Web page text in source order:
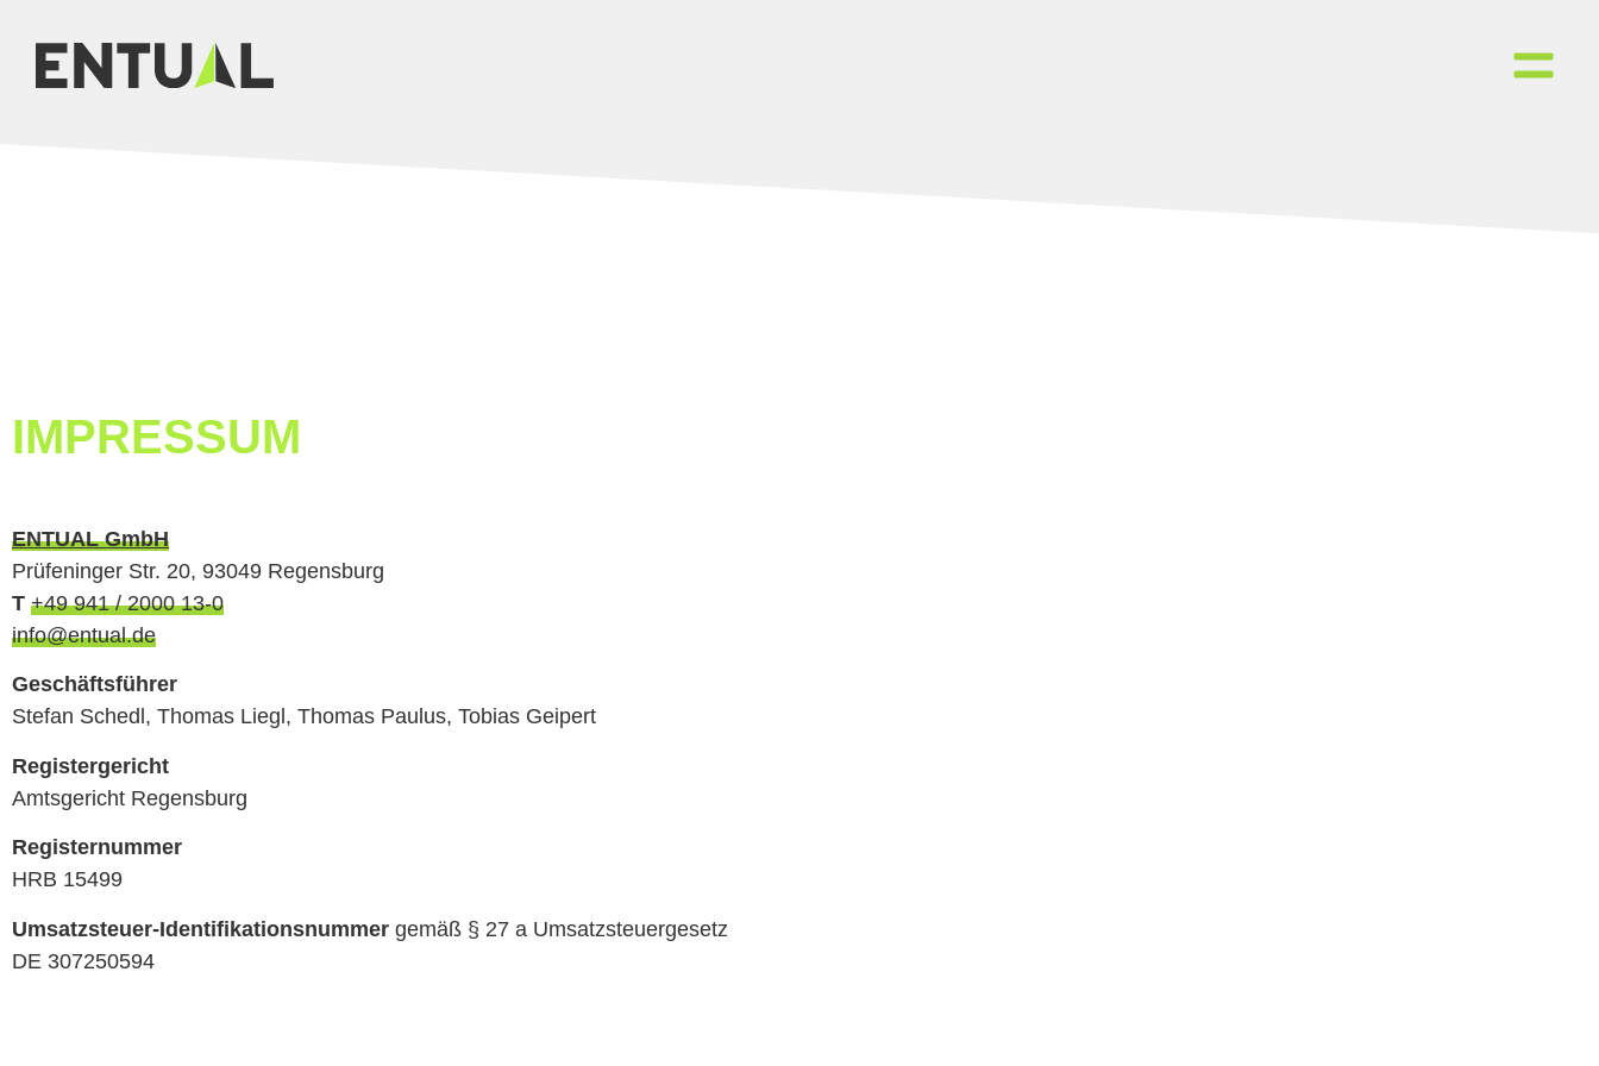
IMPRESSUM
ENTUAL GmbH
Prüfeninger Str. 20, 93049 Regensburg
T +49 941 / 2000 13-0
info@entual.de
Geschäftsführer
Stefan Schedl, Thomas Liegl, Thomas Paulus, Tobias Geipert
Registergericht
Amtsgericht Regensburg
Registernummer
HRB 15499
Umsatzsteuer-Identifikationsnummer gemäß § 27 a Umsatzsteuergesetz
DE 307250594